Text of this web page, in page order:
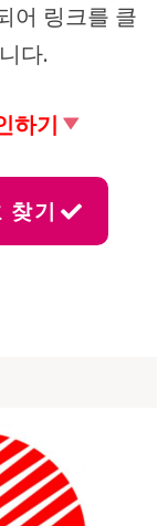
어 링크를 클
다.
하기
찾기